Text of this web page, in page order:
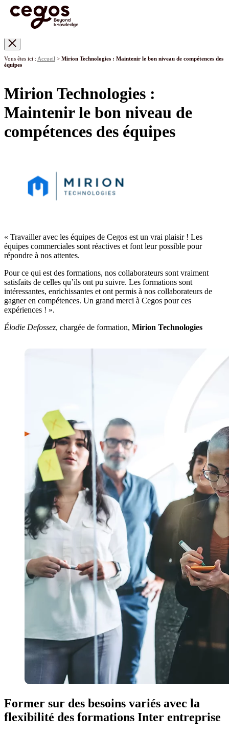
Vous êtes ici : Accueil > Mirion Technologies : Maintenir le bon niveau de compétences des
équipes
Mirion Technologies :
Maintenir le bon niveau de
compétences des équipes
« Travailler avec les équipes de Cegos est un vrai plaisir ! Les
équipes commerciales sont réactives et font leur possible pour
répondre à nos attentes.
Pour ce qui est des formations, nos collaborateurs sont vraiment
satisfaits de celles qu’ils ont pu suivre. Les formations sont
intéressantes, enrichissantes et ont permis à nos collaborateurs de
gagner en compétences. Un grand merci à Cegos pour ces
expériences ! ».
Élodie Defossez, chargée de formation, Mirion Technologies
Former sur des besoins variés avec la
flexibilité des formations Inter entreprise